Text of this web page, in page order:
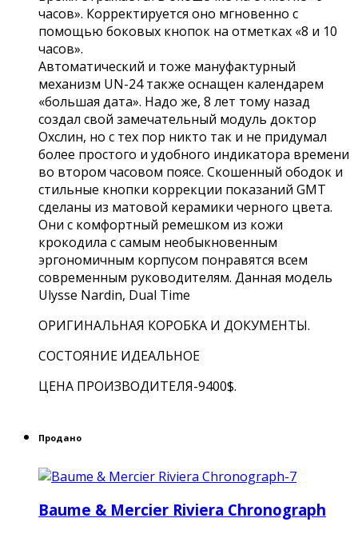
часов». Корректируется оно мгновенно с
помощью боковых кнопок на отметках «8 и 10
часов».
Автоматический и тоже мануфактурный
механизм UN-24 также оснащен календарем
«большая дата». Надо же, 8 лет тому назад
создал свой замечательный модуль доктор
Охслин, но с тех пор никто так и не придумал
более простого и удобного индикатора времени
во втором часовом поясе. Скошенный ободок и
стильные кнопки коррекции показаний GMT
сделаны из матовой керамики черного цвета.
Они с комфортный ремешком из кожи
крокодила с самым необыкновенным
эргономичным корпусом понравятся всем
современным руководителям. Данная модель
Ulysse Nardin, Dual Time
ОРИГИНАЛЬНАЯ КОРОБКА И ДОКУМЕНТЫ.
СОСТОЯНИЕ ИДЕАЛЬНОЕ
ЦЕНА ПРОИЗВОДИТЕЛЯ-9400$.
Продано
Baume & Mercier Riviera Chronograph